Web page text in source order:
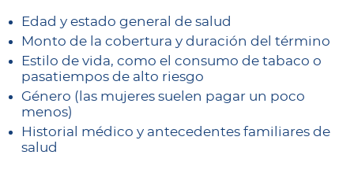
Edad y estado general de salud
Monto de la cobertura y duración del término
Estilo de vida, como el consumo de tabaco o
pasatiempos de alto riesgo
Género (las mujeres suelen pagar un poco
menos)
Historial médico y antecedentes familiares de
salud